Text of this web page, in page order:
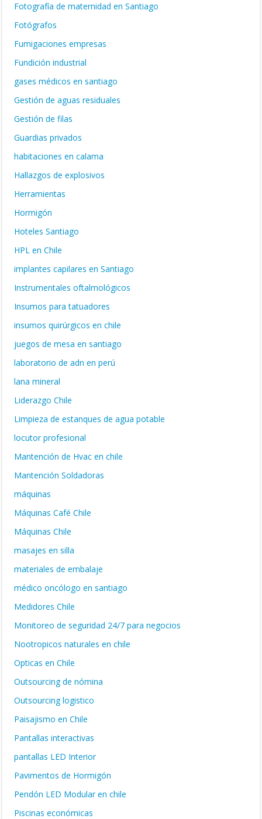
Fotografía de maternidad en Santiago
Fotógrafos
Fumigaciones empresas
Fundición industrial
gases médicos en santiago
Gestión de aguas residuales
Gestión de filas
Guardias privados
habitaciones en calama
Hallazgos de explosivos
Herramientas
Hormigón
Hoteles Santiago
HPL en Chile
implantes capilares en Santiago
Instrumentales oftalmológicos
Insumos para tatuadores
insumos quirúrgicos en chile
juegos de mesa en santiago
laboratorio de adn en perú
lana mineral
Liderazgo Chile
Limpieza de estanques de agua potable
locutor profesional
Mantención de Hvac en chile
Mantención Soldadoras
máquinas
Máquinas Café Chile
Máquinas Chile
masajes en silla
materiales de embalaje
médico oncólogo en santiago
Medidores Chile
Monitoreo de seguridad 24/7 para negocios
Nootropicos naturales en chile
Opticas en Chile
Outsourcing de nómina
Outsourcing logistico
Paisajismo en Chile
Pantallas interactivas
pantallas LED Interior
Pavimentos de Hormigón
Pendón LED Modular en chile
Piscinas económicas